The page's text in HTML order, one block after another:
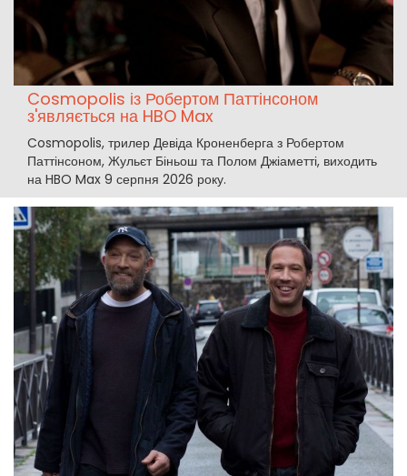
Cosmopolis із Робертом Паттінсоном
з'являється на HBO Max
Cosmopolis, трилер Девіда Кроненберга з Робертом
Паттінсоном, Жульєт Біньош та Полом Джіаметті, виходить
на HBO Max 9 серпня 2026 року.